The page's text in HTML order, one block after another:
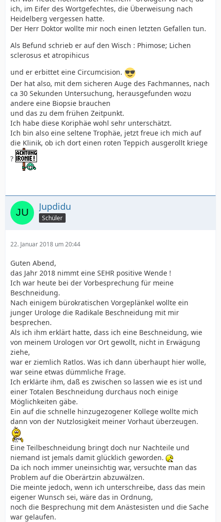
ich, im Eifer des Wortgefechtes, die Überweisung nach
Heidelberg vergessen hatte.
Der Herr Doktor wollte mir noch einen letzten Gefallen tun.
Als Befund schrieb er auf den Wisch : Phimose; Lichen
sclerosus et atropihicus
und er erbittet eine Circumcision.
Der hat also, mit dem sicheren Auge des Fachmannes, nach
ca 30 Sekunden Untersuchung, herausgefunden wozu
andere eine Biopsie brauchen
und das zu dem frühen Zeitpunkt.
Ich habe diese Koriphäe wohl sehr unterschätzt.
Ich bin also eine seltene Trophäe, jetzt freue ich mich auf
die Klinik, ob ich dort einen roten Teppich ausgerollt kriege
?
Jupdidu
Schüler
22. Januar 2018 um 20:44
Guten Abend,
das Jahr 2018 nimmt eine SEHR positive Wende !
Ich war heute bei der Vorbesprechung für meine
Beschneidung.
Nach einigem bürokratischen Vorgeplänkel wollte ein
junger Urologe die Radikale Beschneidung mit mir
besprechen.
Als ich ihm erklärt hatte, dass ich eine Beschneidung, wie
von meinem Urologen vor Ort gewollt, nicht in Erwägung
ziehe,
war er ziemlich Ratlos. Was ich dann überhaupt hier wolle,
war seine etwas dümmliche Frage.
Ich erklärte ihm, daß es zwischen so lassen wie es ist und
einer Totalen Beschneidung durchaus noch einige
Möglichkeiten gäbe.
Ein auf die schnelle hinzugezogener Kollege wollte mich
dann von der Nutzlosigkeit meiner Vorhaut überzeugen.
Eine Teilbeschneidung bringt doch nur Nachteile und
niemand ist jemals damit glücklich geworden.
Da ich noch immer uneinsichtig war, versuchte man das
Problem auf die Oberärtzin abzuwälzen.
Die meinte jedoch, wenn ich unterschreibe, dass das mein
eigener Wunsch sei, wäre das in Ordnung,
noch die Besprechung mit dem Anästesisten und die Sache
war gelaufen.